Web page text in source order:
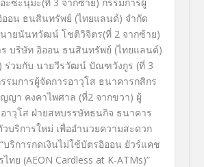
ออน ธนสินทรัพย์ (ไทยแลนด์) จำกัด
ายนันทวัฒน์ โชติวิจิตร(ที่ 2 จากซ้าย)
ร บริษัท อิออน ธนสินทรัพย์ (ไทยแลนด์)
ร่วมกับ นายวีรวัฒน์ ปัณฑวังกูร (ที่ 3
รมการผู้จัดการอาวุโส ธนาคารกสิกร
ญา คงคาไพศาล (ที่2 จากขวา) ผู้
าวุโส ฝ่ายสหบรรษัทธนกิจ ธนาคาร
วบริการใหม่ เพื่ออำนวยความสะดวก
บริการกดเงินไม่ใช้บัตรอิออน ยัวร์แคช
ทย (AEON Cardless at K-ATMs)”